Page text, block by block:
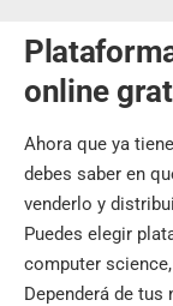
online
Ahora que ya
debes saber en
venderlo y
Puedes elegir
computer
Dependerá de